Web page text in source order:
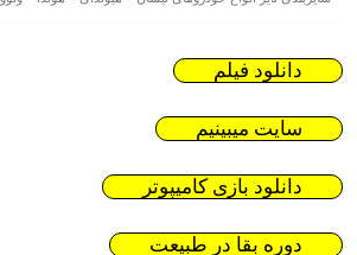
دانلود فیلم
سایت میبینیم
دانلود بازی کامیپوتر
دوره بقا در طبیعت